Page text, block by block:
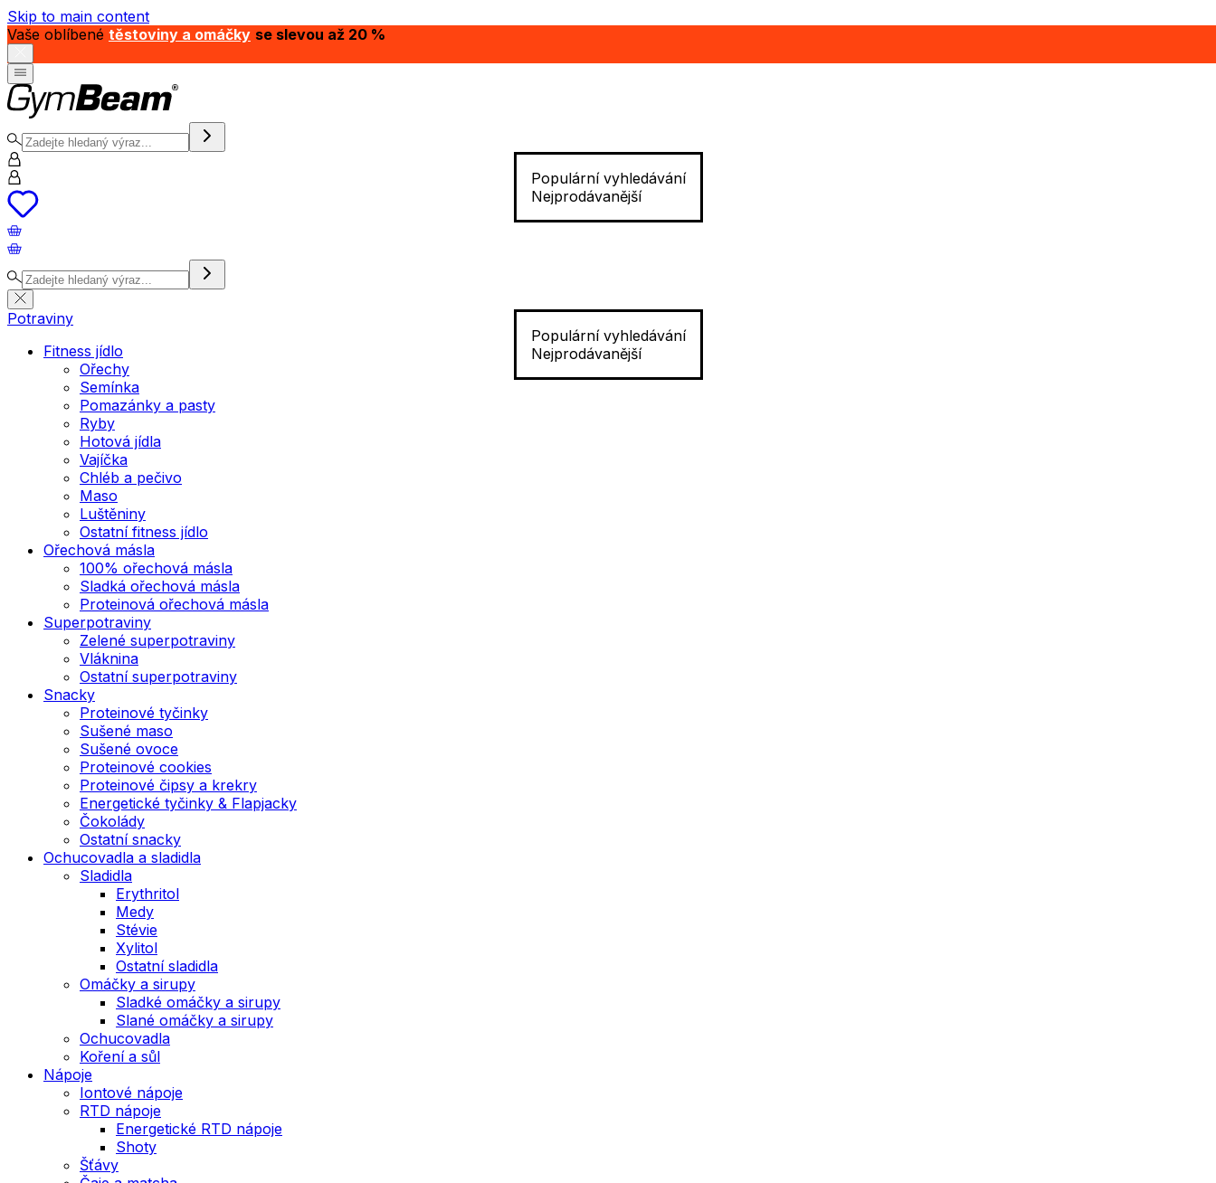
Skip to main content
Vaše oblíbené těstoviny a omáčky se slevou až 20 %
Populární vyhledávání
Nejprodávanější
Populární vyhledávání
Nejprodávanější
Potraviny
Fitness jídlo
Ořechy
Semínka
Pomazánky a pasty
Ryby
Hotová jídla
Vajíčka
Chléb a pečivo
Maso
Luštěniny
Ostatní fitness jídlo
Ořechová másla
100% ořechová másla
Sladká ořechová másla
Proteinová ořechová másla
Superpotraviny
Zelené superpotraviny
Vláknina
Ostatní superpotraviny
Snacky
Proteinové tyčinky
Sušené maso
Sušené ovoce
Proteinové cookies
Proteinové čipsy a krekry
Energetické tyčinky & Flapjacky
Čokolády
Ostatní snacky
Ochucovadla a sladidla
Sladidla
Erythritol
Medy
Stévie
Xylitol
Ostatní sladidla
Omáčky a sirupy
Sladké omáčky a sirupy
Slané omáčky a sirupy
Ochucovadla
Koření a sůl
Nápoje
Iontové nápoje
RTD nápoje
Energetické RTD nápoje
Shoty
Šťávy